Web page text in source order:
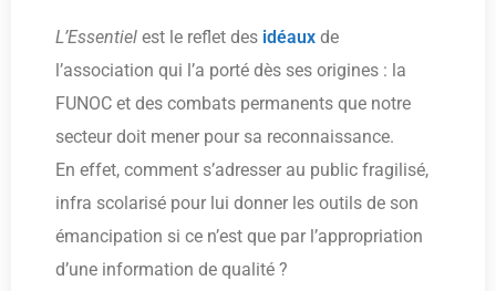
L’Essentiel est le reflet des idéaux de
l’association qui l’a porté dès ses origines : la
FUNOC et des combats permanents que notre
secteur doit mener pour sa reconnaissance.
En effet, comment s’adresser au public fragilisé,
infra scolarisé pour lui donner les outils de son
émancipation si ce n’est que par l’appropriation
d’une information de qualité ?